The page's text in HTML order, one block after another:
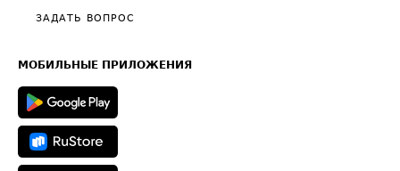
Общие положения
Полезное по перевозкам
Техническая информация
ЗАДАТЬ ВОПРОС
МОБИЛЬНЫЕ ПРИЛОЖЕНИЯ